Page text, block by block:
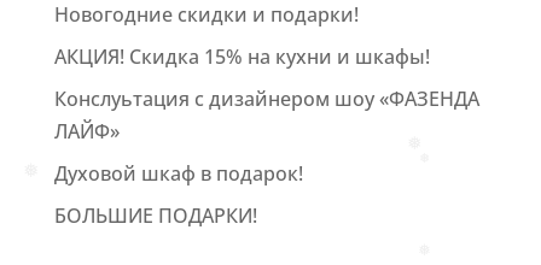
Новогодние скидки и подарки!
АКЦИЯ! Скидка 15% на кухни и шкафы!
Конслуьтация с дизайнером шоу «ФАЗЕНДА
ЛАЙФ»
Духовой шкаф в подарок!
БОЛЬШИЕ ПОДАРКИ!